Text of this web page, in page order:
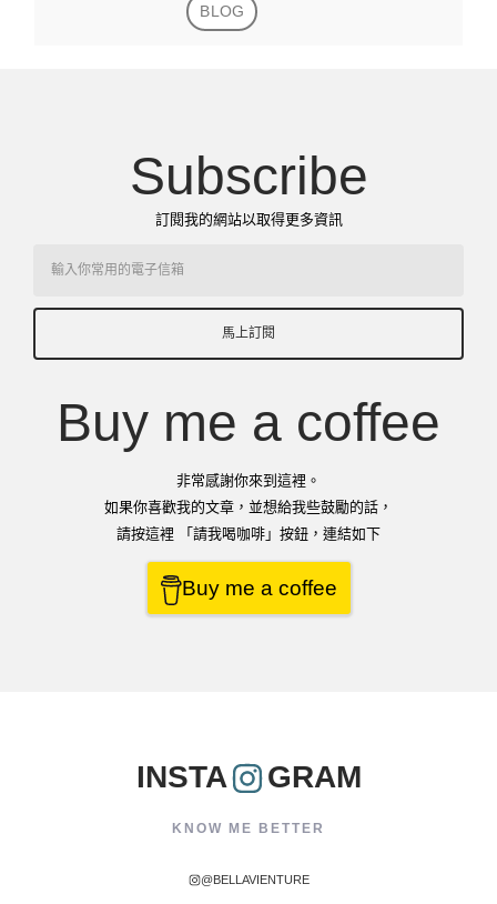
BLOG
Subscribe
訂閱我的網站以取得更多資訊
馬上訂閱
Buy me a coffee
非常感謝你來到這裡。
如果你喜歡我的文章，並想給我些鼓勵的話，
請按這裡 「請我喝咖啡」按鈕，連結如下
Buy me a coffee
INSTA GRAM
KNOW ME BETTER
@BELLAVIENTURE